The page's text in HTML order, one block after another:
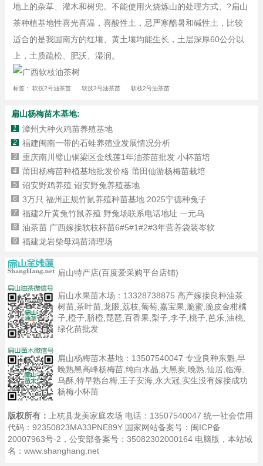
地上的杂草、灌木和树兜。不能使用火烧炼山的处理方式、?扁山
茶种植基地性喜光喜温，喜酸性土，忌严寒酷暑和碱性土，比较
适合的是我国南方的红壤、黄土壤均能生长，土层深厚60公分以
上，土质疏松、肥沃、湿润。
标签： 软技2号油茶苗 软技3号油茶苗 软枝2号油茶苗
扁山杨梅苗木基地:
1 漳州大种火鸡苗养殖基地
2 福建闽南一带的石蛙养殖业发展情况分析
3 重庆南川璧山铜梁区金线莲1年油茶苗批发 小杯苗培
4 莆田杨梅苗种植基地批发价格 莆田仙游杨梅苗栽培
5 诏安野鸡养殖 诏安野兔养殖基地
6 3万只 福州正规竹鼠养殖种苗基地 2025宁德种兔子
7 福建2斤黄兔竹鼠养殖 野兔场联系电话地址 一元乌
8 油茶苗 广西嫁接软枝杯苗6#5#1#2#3年营养袋装岑软
9 福建龙岩柴母鸡苗清理场
扁山特产店(百度爱采购平台店铺)
扁山水果苗木场： 13328738875 高产嫁接良种油茶
树苗,茶叶苗,龙眼,荔枝,葡萄,嘉宝果,脆蜜,脆皮金柑橘
子,橙子,脐橙,琵琶,百香果,梨子,李子,桃子,芭乐,油桃,
绿化苗批发
扁山杨梅苗木基地： 13507540047 专业良种东魁,早
晚熟黑高峰杨梅苗,纯白水晶,大黑炭,晚熟,仙居,临海,
乌酥,特早熟台梅,王子安海,永大冠,实生没有嫁接成功
杨梅小杯苗
版权所有：上杭县龙美家庭农场 电话：13507540047 统一社会信用
代码：92350823MA33PNE89Y 国家网站备案号： 闽ICP备
20007963号-2 ，公安部备案号：35082302000164 电脑版 ，本站域
名：www.shanghang.net